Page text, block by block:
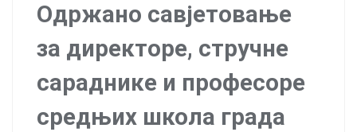
Одржано савјетовање
за директоре, стручне
сараднике и професоре
средњих школа града